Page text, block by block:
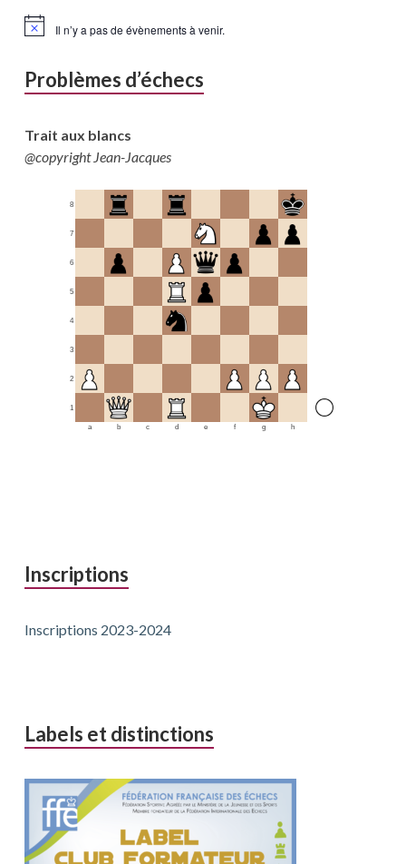
Il n’y a pas de évènements à venir.
Problèmes d’échecs
Trait aux blancs
@copyright Jean-Jacques
1
2
3
4
5
6
7
8
a b c d e f g h
Inscriptions
Inscriptions 2023-2024
Labels et distinctions